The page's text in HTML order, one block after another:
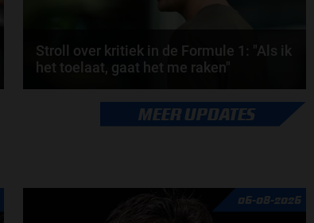
Stroll over kritiek in de Formule 1: "Als ik
het toelaat, gaat het me raken"
Lance Stroll rijdt inmiddels al sinds 2017 in de
Formule 1 en heeft in die periode geleerd hoe hij...
MEER UPDATES
06-08-2026